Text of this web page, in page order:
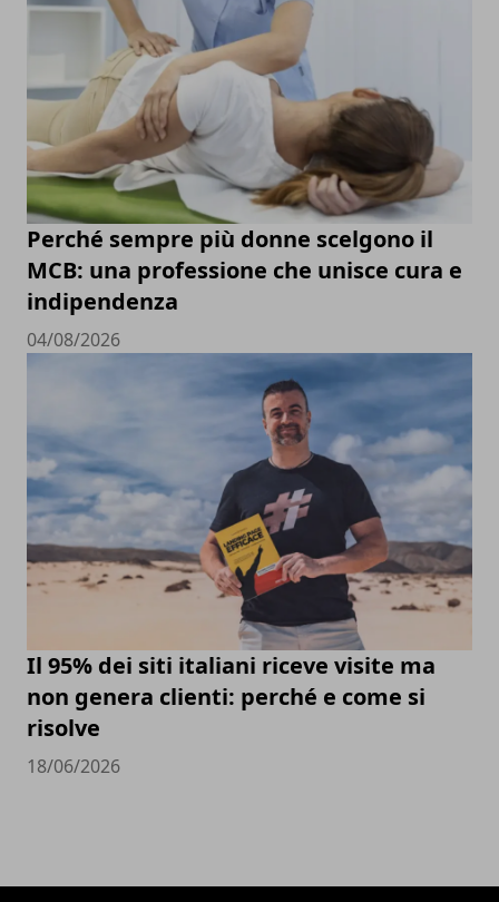
Perché sempre più donne scelgono il
MCB: una professione che unisce cura e
indipendenza
04/08/2026
Il 95% dei siti italiani riceve visite ma
non genera clienti: perché e come si
risolve
18/06/2026